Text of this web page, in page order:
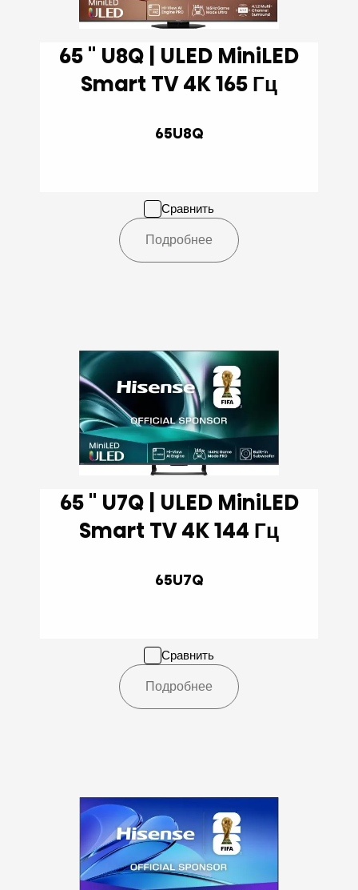
65 '' U8Q | ULED MiniLED
Smart TV 4K 165 Гц
65U8Q
Сравнить
Подробнее
65 '' U7Q | ULED MiniLED
Smart TV 4K 144 Гц
65U7Q
Сравнить
Подробнее